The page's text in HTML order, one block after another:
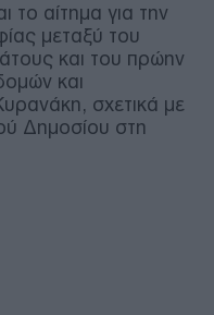
το αίτημα για την
μεταξύ του
και του πρώην
και
σχετικά με
Δημοσίου στη